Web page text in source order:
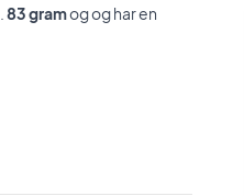
83 gramog og har en